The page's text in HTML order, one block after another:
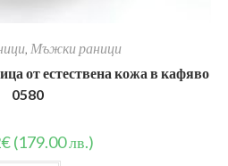
, Мъжки раници
от естествена кожа в кафяво
0580
€(179.00 лв.)